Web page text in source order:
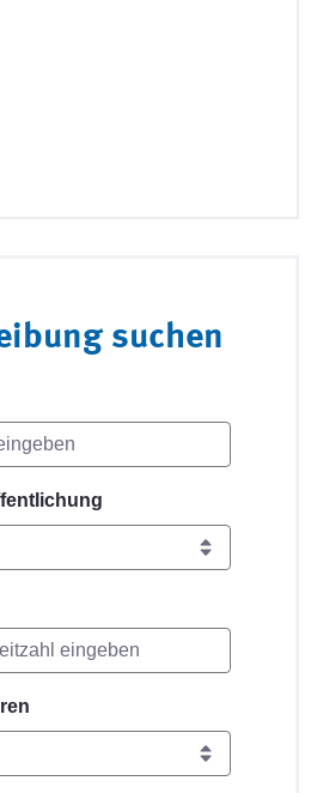
suchen